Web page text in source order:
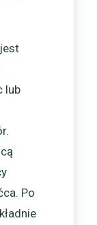
lub
Po